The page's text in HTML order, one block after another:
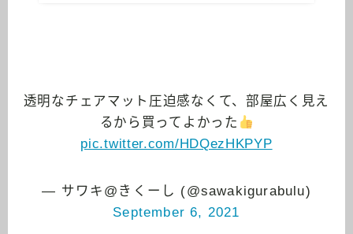
透明なチェアマット圧迫感なくて、部屋広く見え
るから買ってよかった
pic.twitter.com/HDQezHKPYP
— サワキ@きくーし (@sawakigurabulu)
September 6, 2021